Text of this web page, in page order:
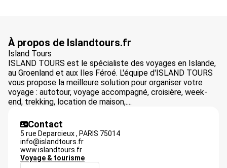
À propos de Islandtours.fr
Island Tours
ISLAND TOURS est le spécialiste des voyages en Islande,
au Groenland et aux Iles Féroé. L'équipe d'ISLAND TOURS
vous propose la meilleure solution pour organiser votre
voyage : autotour, voyage accompagné, croisière, week-
end, trekking, location de maison,....
Contact
5 rue Deparcieux , PARIS 75014
info@islandtours.fr
www.islandtours.fr
Voyage & tourisme